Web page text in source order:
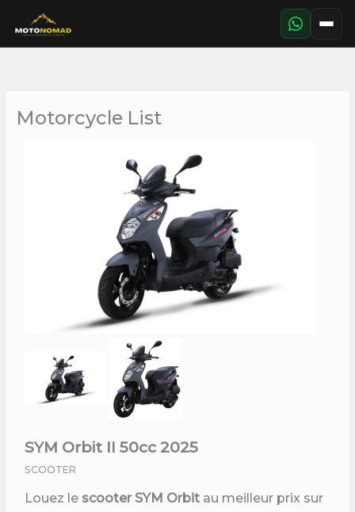
contenu
Motorcycle List
SYM Orbit II 50cc 2025
SCOOTER
Louez le scooter SYM Orbit au meilleur prix sur